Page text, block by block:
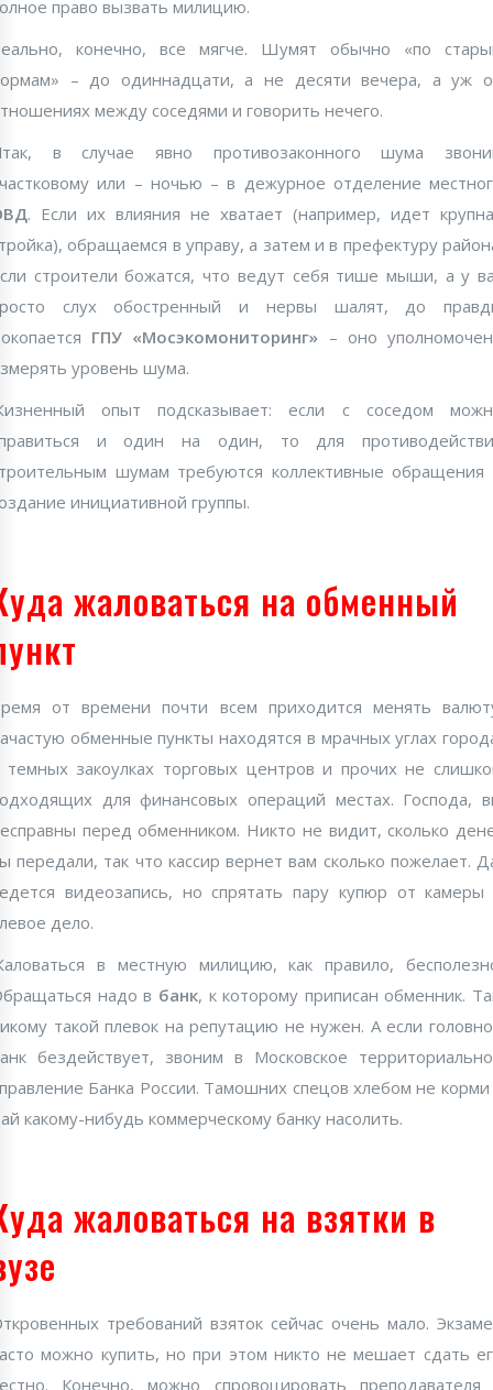
право вызвать милицию.
конечно, все мягче. Шумят обычно «по
– до одиннадцати, а не десяти вечера, а уж
между соседями и говорить нечего.
в случае явно противозаконного шума
или – ночью – в дежурное отделение
. Если их влияния не хватает (например, идет
обращаемся в управу, а затем и в префектуру
строители божатся, что ведут себя тише мыши, а у
слух обостренный и нервы шалят, до
ГПУ «Мосэкомониторинг» – оно
уровень шума.
опыт подсказывает: если с соседом
и один на один, то для
шумам требуются коллективные обращения
инициативной группы.
жаловаться на обменный
от времени почти всем приходится менять
обменные пункты находятся в мрачных углах
темных закоулках торговых центров и прочих не
для финансовых операций местах. Господа,
перед обменником. Никто не видит, сколько
передали, так что кассир вернет вам сколько пожелает.
видеозапись, но спрятать пару купюр от камеры
дело.
в местную милицию, как правило,
надо в банк, к которому приписан обменник.
такой плевок на репутацию не нужен. А если
бездействует, звоним в Московское
Банка России. Тамошних спецов хлебом не корми
какому-нибудь коммерческому банку насолить.
жаловаться на взятки в
требований взяток сейчас очень мало.
можно купить, но при этом никто не мешает сдать
Конечно, можно спровоцировать преподавателя